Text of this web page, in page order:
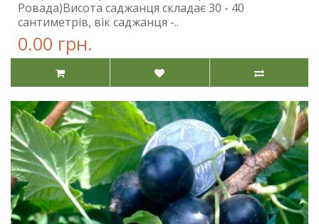
Ровада)Висота саджанця складає 30 - 40
сантиметрів, вік саджанця -..
0.00 грн.